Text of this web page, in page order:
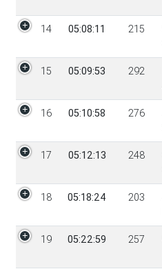
14 05:08:11 215
15 05:09:53 292
16 05:10:58 276
17 05:12:13 248
18 05:18:24 203
19 05:22:59 257